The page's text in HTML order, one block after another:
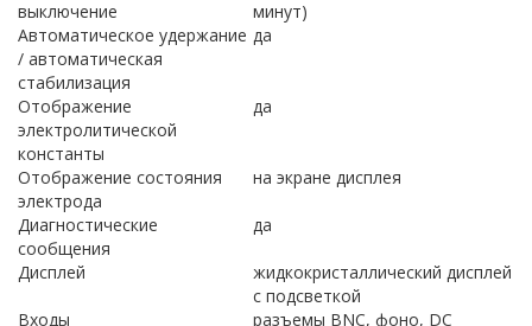
выключение
минут)
Автоматическое удержание
/ автоматическая
стабилизация
да
Отображение
электролитической
константы
да
Отображение состояния
электрода
на экране дисплея
Диагностические
сообщения
да
Дисплей
жидкокристаллический дисплей
с подсветкой
Входы
разъемы BNC, фоно, DC